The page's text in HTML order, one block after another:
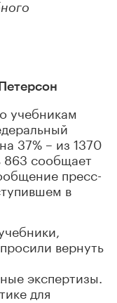
учебникам
37% – из 1370
863 сообщает
пресс-
в
вернуть
экспертизы.
для